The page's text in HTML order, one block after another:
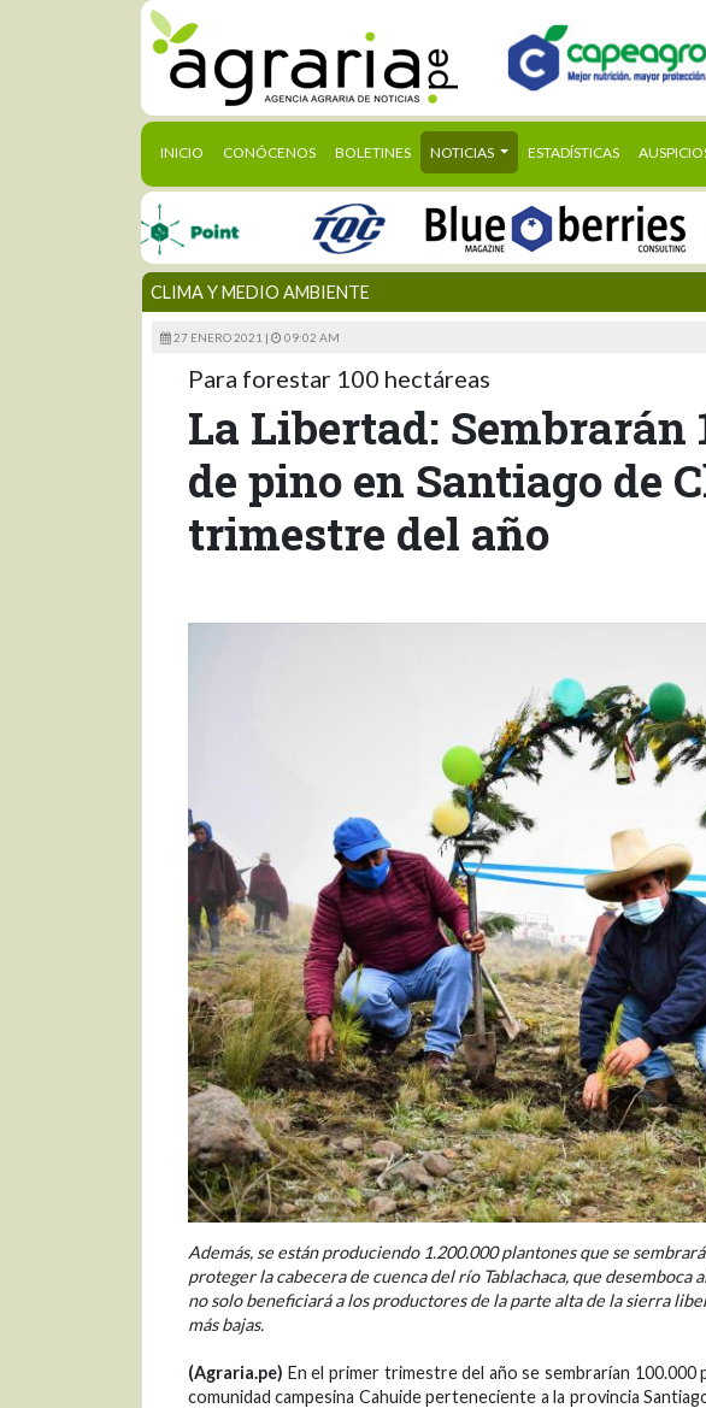
INICIO (CURRENT)
CONÓCENOS BOLETINES NOTICIAS ESTADÍSTICAS
CLIMA Y MEDIO AMBIENTE
27 ENERO 2021 | 09:02 AM
Para forestar 100 hectáreas
La Libertad: Sembrarán
de pino en Santiago de
trimestre del año
Además, se están produciendo 1.200.000 plantones que se
proteger la cabecera de cuenca del río Tablachaca, que desemboca
no solo beneficiará a los productores de la parte alta de la sierra
más bajas.
(Agraria.pe) En el primer trimestre del año se sembrarían
comunidad campesina Cahuide perteneciente a la provincia